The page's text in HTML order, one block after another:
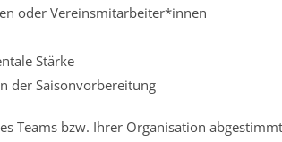
oder Vereinsmitarbeiter*innen
Stärke
der Saisonvorbereitung
Teams bzw. Ihrer Organisation